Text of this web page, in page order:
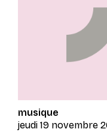
musique
jeudi 19 novembre